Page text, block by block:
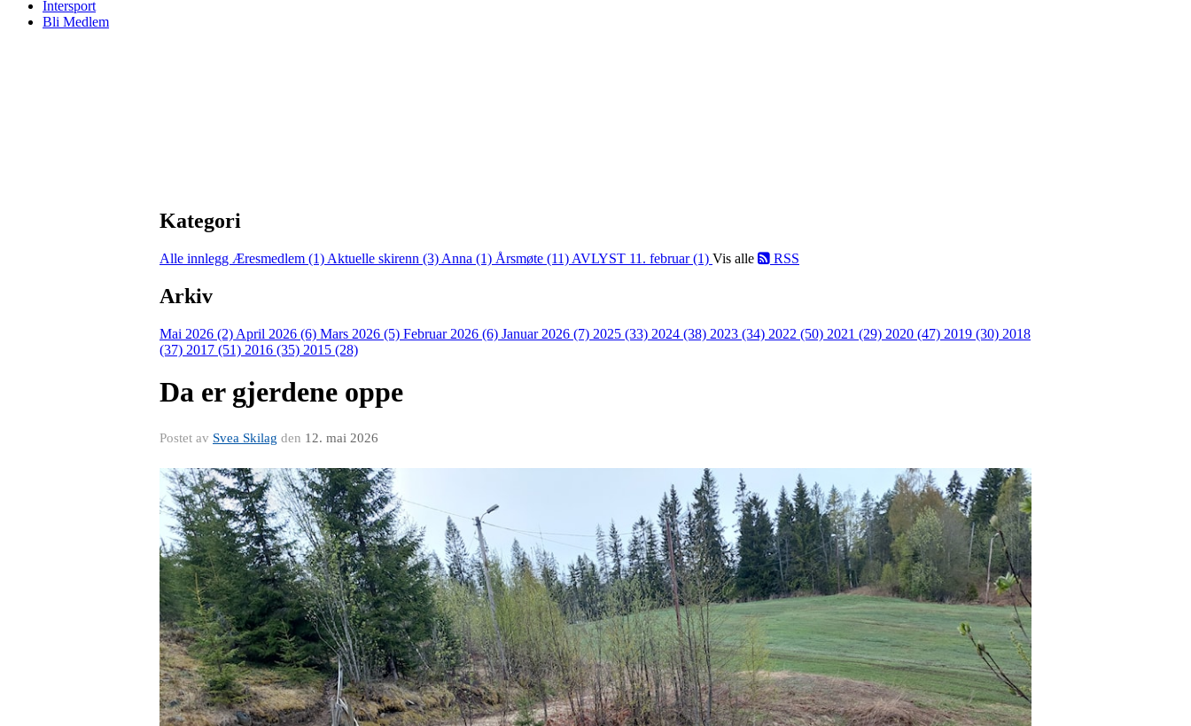
Intersport
Bli Medlem
Kategori
Alle innlegg Æresmedlem (1) Aktuelle skirenn (3) Anna (1) Årsmøte (11) AVLYST 11. februar (1) Vis alle RSS
Arkiv
Mai 2026 (2) April 2026 (6) Mars 2026 (5) Februar 2026 (6) Januar 2026 (7) 2025 (33) 2024 (38) 2023 (34) 2022 (50) 2021 (29) 2020 (47) 2019 (30) 2018
(37) 2017 (51) 2016 (35) 2015 (28)
Da er gjerdene oppe
Postet av Svea Skilag den 12. mai 2026